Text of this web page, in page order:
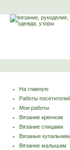
На главную
Работы
Мои работы
Вязание крючком
Вязание спицами
Вязаные
Вязание малышам